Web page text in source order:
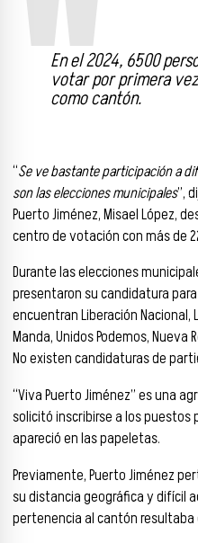
En el 2024, 6500
votar por primera
como cantón.
“Se ve bastante participación a
son las elecciones municipales”,
Puerto Jiménez, Misael López,
centro de votación con más de
Durante las elecciones
presentaron su candidatura
encuentran Liberación Nacional,
Manda, Unidos Podemos, Nueva
No existen candidaturas de
“Viva Puerto Jiménez” es una
solicitó inscribirse a los
apareció en las papeletas.
Previamente, Puerto Jiménez
su distancia geográfica y difícil
pertenencia al cantón resultaba